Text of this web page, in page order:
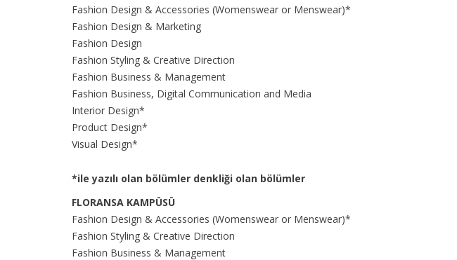
Fashion Design & Accessories (Womenswear or Menswear)*
Fashion Design & Marketing
Fashion Design
Fashion Styling & Creative Direction
Fashion Business & Management
Fashion Business, Digital Communication and Media
Interior Design*
Product Design*
Visual Design*
*ile yazılı olan bölümler denkliği olan bölümler
FLORANSA KAMPÜSÜ
Fashion Design & Accessories (Womenswear or Menswear)*
Fashion Styling & Creative Direction
Fashion Business & Management